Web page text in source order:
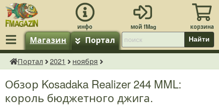
Магазин Портал Найти
fMagazin.ru
Портал 2021 ноября
Обзор Kosadaka Realizer 244 MML:
король бюджетного джига.